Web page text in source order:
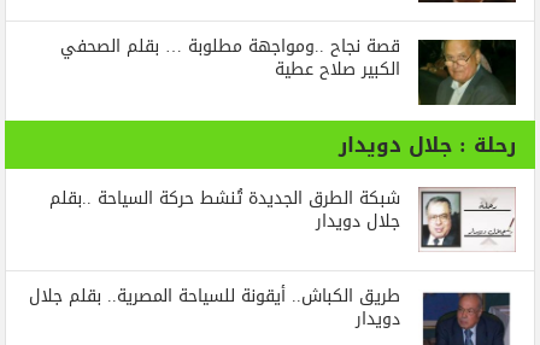
قصة نجاح ..ومواجهة مطلوبة … بقلم الصحفي
الكبير صلاح عطية
رحلة : جلال دويدار
شبكة الطرق الجديدة تُنشط حركة السياحة ..بقلم
جلال دويدار
طريق الكباش.. أيقونة للسياحة المصرية.. بقلم جلال
دويدار